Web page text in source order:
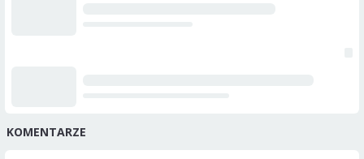
KOMENTARZE